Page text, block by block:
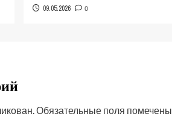
09.05.2026 0
Обязательные поля помечены